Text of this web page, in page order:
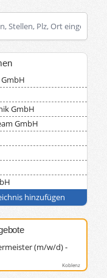
GmbH
GmbH
hinzufügen
(m/w/d) -
Koblenz